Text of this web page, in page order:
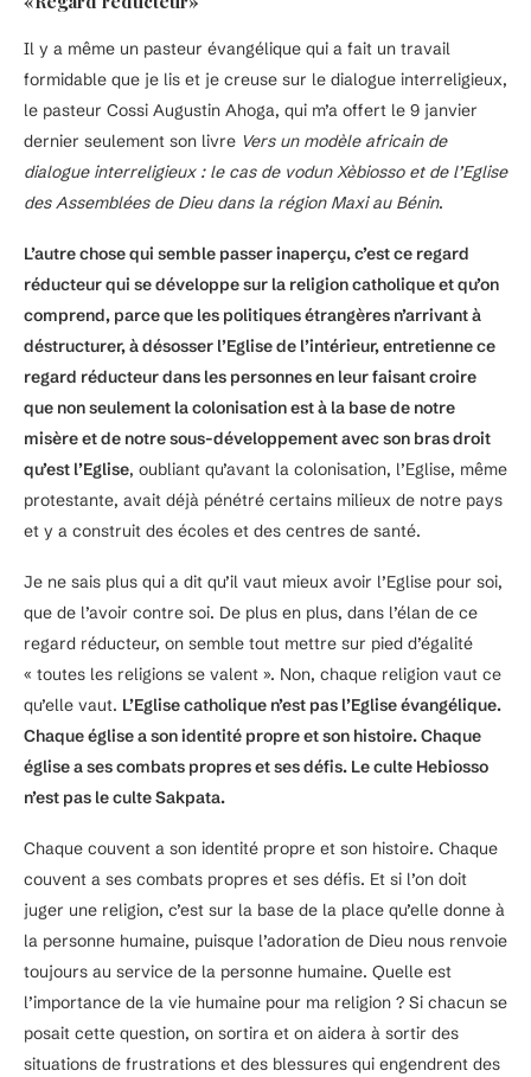
Il y a même un pasteur évangélique qui a fait un travail
formidable que je lis et je creuse sur le dialogue interreligieux,
le pasteur Cossi Augustin Ahoga, qui m’a offert le 9 janvier
dernier seulement son livre Vers un modèle africain de
dialogue interreligieux : le cas de vodun Xèbiosso et de l’Eglise
des Assemblées de Dieu dans la région Maxi au Bénin.
L’autre chose qui semble passer inaperçu, c’est ce regard
réducteur qui se développe sur la religion catholique et qu’on
comprend, parce que les politiques étrangères n’arrivant à
déstructurer, à désosser l’Eglise de l’intérieur, entretienne ce
regard réducteur dans les personnes en leur faisant croire
que non seulement la colonisation est à la base de notre
misère et de notre sous-développement avec son bras droit
qu’est l’Eglise, oubliant qu’avant la colonisation, l’Eglise, même
protestante, avait déjà pénétré certains milieux de notre pays
et y a construit des écoles et des centres de santé.
Je ne sais plus qui a dit qu’il vaut mieux avoir l’Eglise pour soi,
que de l’avoir contre soi. De plus en plus, dans l’élan de ce
regard réducteur, on semble tout mettre sur pied d’égalité
« toutes les religions se valent ». Non, chaque religion vaut ce
qu’elle vaut. L’Eglise catholique n’est pas l’Eglise évangélique.
Chaque église a son identité propre et son histoire. Chaque
église a ses combats propres et ses défis. Le culte Hebiosso
n’est pas le culte Sakpata.
Chaque couvent a son identité propre et son histoire. Chaque
couvent a ses combats propres et ses défis. Et si l’on doit
juger une religion, c’est sur la base de la place qu’elle donne à
la personne humaine, puisque l’adoration de Dieu nous renvoie
toujours au service de la personne humaine. Quelle est
l’importance de la vie humaine pour ma religion ? Si chacun se
posait cette question, on sortira et on aidera à sortir des
situations de frustrations et des blessures qui engendrent des